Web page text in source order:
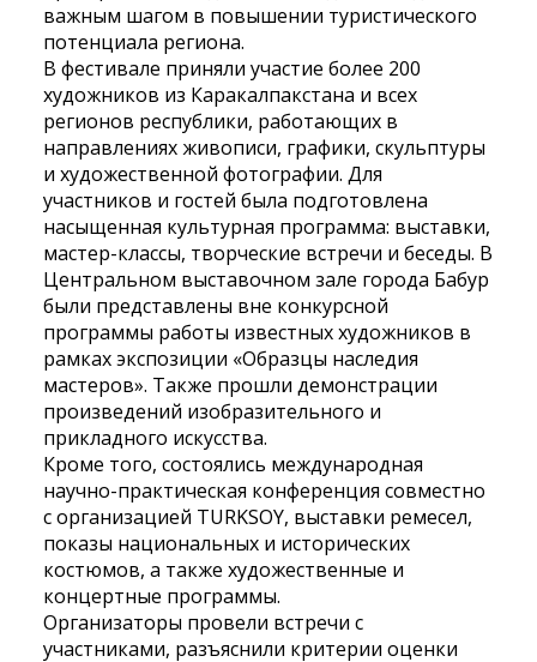
важным шагом в повышении туристического
потенциала региона.
В фестивале приняли участие более 200
художников из Каракалпакстана и всех
регионов республики, работающих в
направлениях живописи, графики, скульптуры
и художественной фотографии. Для
участников и гостей была подготовлена
насыщенная культурная программа: выставки,
мастер-классы, творческие встречи и беседы. В
Центральном выставочном зале города Бабур
были представлены вне конкурсной
программы работы известных художников в
рамках экспозиции «Образцы наследия
мастеров». Также прошли демонстрации
произведений изобразительного и
прикладного искусства.
Кроме того, состоялись международная
научно-практическая конференция совместно
с организацией TURKSOY, выставки ремесел,
показы национальных и исторических
костюмов, а также художественные и
концертные программы.
Организаторы провели встречи с
участниками, разъяснили критерии оценки